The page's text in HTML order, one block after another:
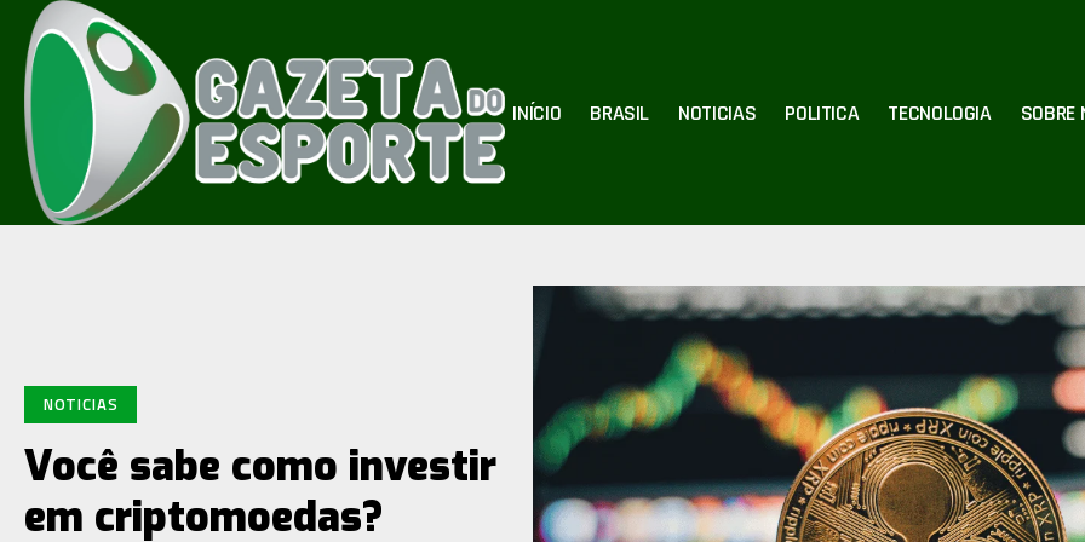
INÍCIO BRASIL NOTICIAS POLITICA TECNOLOGIA SOBRE
NOTICIAS
Você sabe como investir
em criptomoedas?